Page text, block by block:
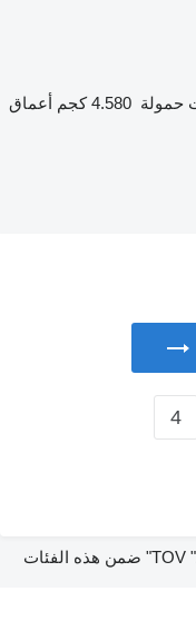
حمولة 4.580 كجم
أعماق
4